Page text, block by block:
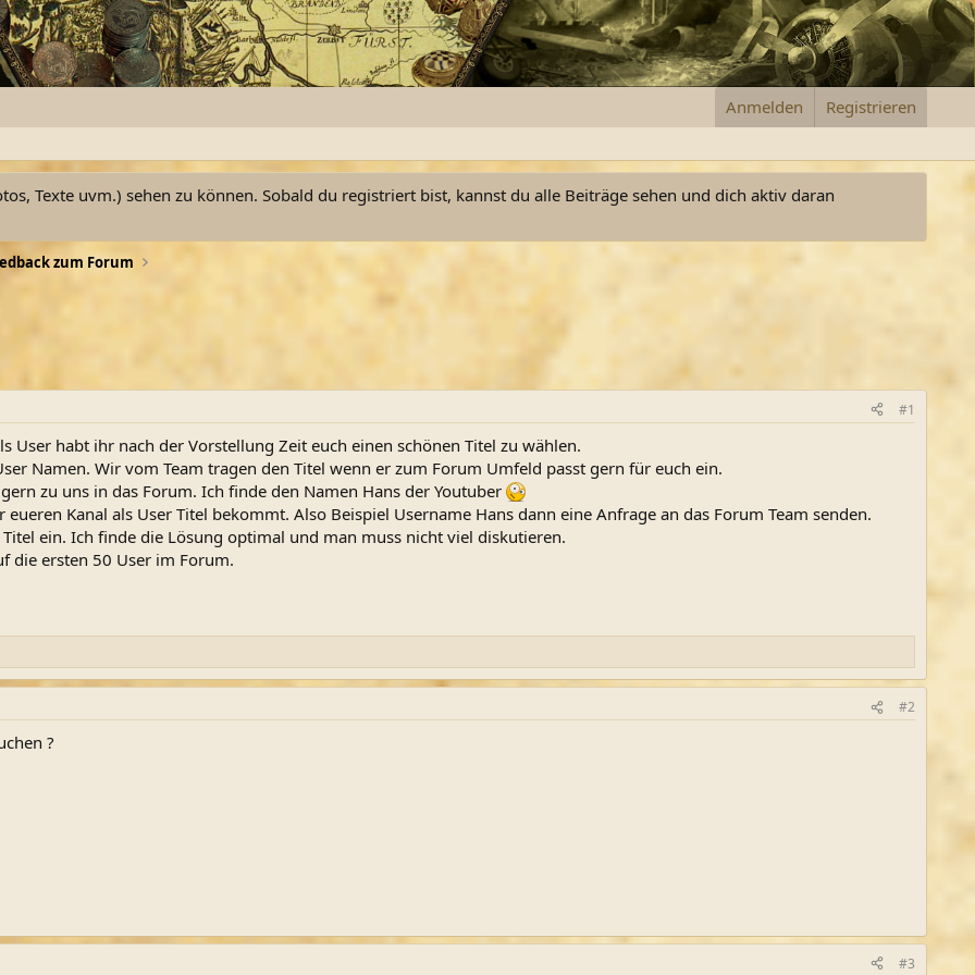
Anmelden Registrieren
Texte uvm.) sehen zu können. Sobald du registriert bist, kannst du alle Beiträge sehen und dich aktiv daran
zum Forum
#1
User habt ihr nach der Vorstellung Zeit euch einen schönen Titel zu wählen.
Namen. Wir vom Team tragen den Titel wenn er zum Forum Umfeld passt gern für euch ein.
zu uns in das Forum. Ich finde den Namen Hans der Youtuber
Kanal als User Titel bekommt. Also Beispiel Username Hans dann eine Anfrage an das Forum Team senden.
ein. Ich finde die Lösung optimal und man muss nicht viel diskutieren.
die ersten 50 User im Forum.
#2
?
#3